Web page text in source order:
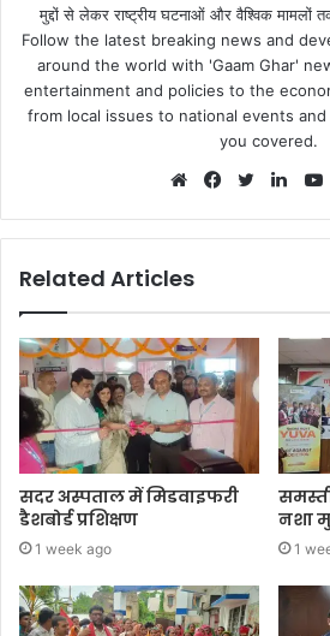
मुद्दों से लेकर राष्ट्रीय घटनाओं और वैश्विक
Follow the latest breaking news and
around the world with 'Gaam Ghar'
entertainment and policies to the
from local issues to national events
you covered.
Related Articles
सदर अस्पताल में मिडवाइफरी
डैशबोर्ड प्रशिक्षण
1 week ago
नशा
1